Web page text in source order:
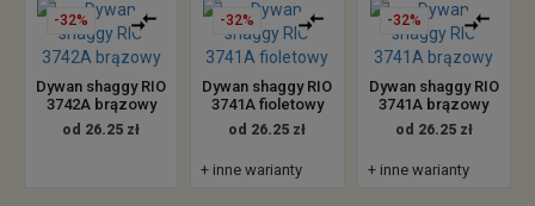
-32%
Dywan shaggy RIO
3742A brązowy
od 26.25 zł
-32%
Dywan shaggy RIO
3741A fioletowy
od 26.25 zł
+ inne warianty
-32%
Dywan shaggy RIO
3741A brązowy
od 26.25 zł
+ inne warianty